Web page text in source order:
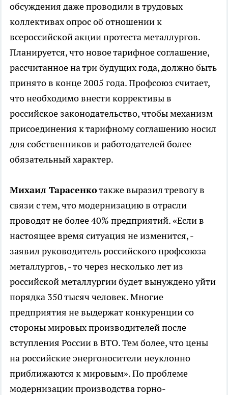
обсуждения даже проводили в трудовых
коллективах опрос об отношении к
всероссийской акции протеста металлургов.
Планируется, что новое тарифное соглашение,
рассчитанное на три будущих года, должно быть
принято в конце 2005 года. Профсоюз считает,
что необходимо внести коррективы в
российское законодательство, чтобы механизм
присоединения к тарифному соглашению носил
для собственников и работодателей более
обязательный характер.
Михаил Тарасенкотакже выразил тревогу в
связи с тем, что модернизацию в отрасли
проводят не более 40% предприятий. «Если в
настоящее время ситуация не изменится, -
заявил руководитель российского профсоюза
металлургов, - то через несколько лет из
российской металлургии будет вынуждено уйти
порядка 350 тысяч человек. Многие
предприятия не выдержат конкуренции со
стороны мировых производителей после
вступления России в ВТО. Тем более, что цены
на российские энергоносители неуклонно
приближаются к мировым». По проблеме
модернизации производства горно-